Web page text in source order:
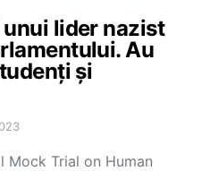
lider nazist
Au
și
Mock Trial on Human